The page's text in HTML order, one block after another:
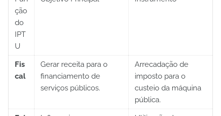
ção
do
IPT
U
Fis
cal
Gerar receita para o
financiamento de
serviços públicos.
Arrecadação de
imposto para o
custeio da máquina
pública.